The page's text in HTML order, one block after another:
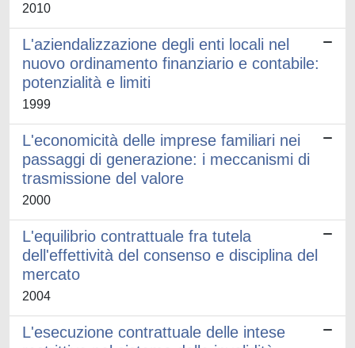
2010
L'aziendalizzazione degli enti locali nel
nuovo ordinamento finanziario e contabile:
potenzialità e limiti
1999
L'economicità delle imprese familiari nei
passaggi di generazione: i meccanismi di
trasmissione del valore
2000
L'equilibrio contrattuale fra tutela
dell'effettività del consenso e disciplina del
mercato
2004
L'esecuzione contrattuale delle intese